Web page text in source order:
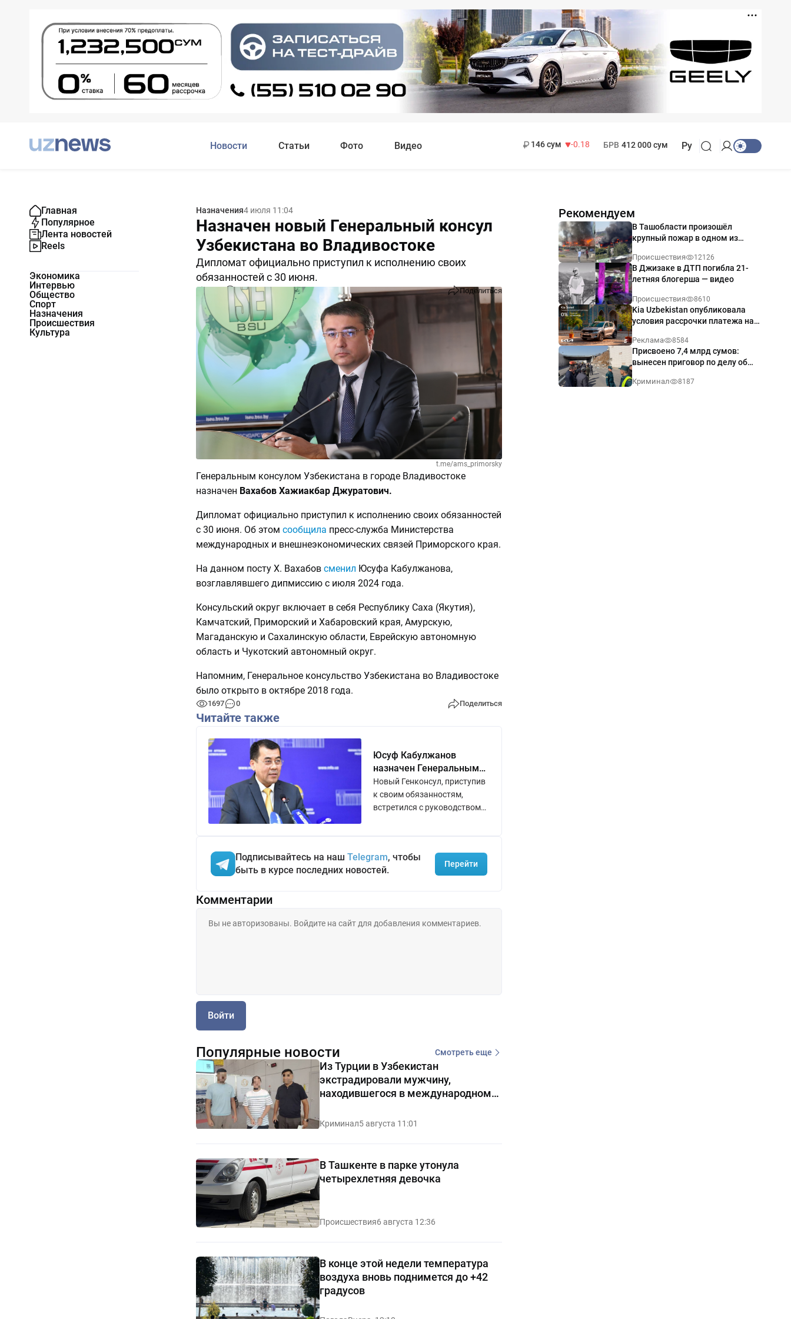
Новости Статьи Фото Видео
146 сум
-0.18
БРВ 412 000 сум Ру
Главная
Популярное
Лента новостей
Reels
Экономика
Интервью
Общество
Спорт
Назначения
Происшествия
Культура
Назначения4 июля 11:04
Назначен новый Генеральный консул
Узбекистана во Владивостоке
Дипломат официально приступил к исполнению своих
обязанностей с 30 июня.
Поделиться
t.me/ams_primorsky
Генеральным консулом Узбекистана в городе Владивостоке
назначен Вахабов Хажиакбар Джуратович.
Дипломат официально приступил к исполнению своих обязанностей
с 30 июня. Об этом сообщила пресс-служба Министерства
международных и внешнеэкономических связей Приморского края.
На данном посту Х. Вахабов сменил Юсуфа Кабулжанова,
возглавлявшего дипмиссию с июля 2024 года.
Консульский округ включает в себя Республику Саха (Якутия),
Камчатский, Приморский и Хабаровский края, Амурскую,
Магаданскую и Сахалинскую области, Еврейскую автономную
область и Чукотский автономный округ.
Напомним, Генеральное консульство Узбекистана во Владивостоке
было открыто в октябре 2018 года.
1697 0 Поделиться
Читайте также
Юсуф Кабулжанов
назначен Генеральным
консулом Узбекистана во
Владивостоке
Новый Генконсул, приступив
к своим обязанностям,
встретился с руководством
Подписывайтесь на наш Telegram, чтобы
быть в курсе последних новостей.
Перейти
Комментарии
Войти
Рекомендуем
В Ташобласти произошёл
крупный пожар в одном из
Происшествия 12126
В Джизаке в ДТП погибла 21-
летняя блогерша — видео
Происшествия 8610
Kia Uzbekistan опубликовала
условия рассрочки платежа на
годовых
Реклама 8584
Присвоено 7,4 млрд сумов:
вынесен приговор по делу об
Ташкенте
Криминал 8187
Популярные новости Смотреть еще
Из Турции в Узбекистан
экстрадировали мужчину,
находившегося в международном
Криминал5 августа 11:01
В Ташкенте в парке утонула
четырехлетняя девочка
Происшествия6 августа 12:36
В конце этой недели температура
воздуха вновь поднимется до +42
градусов